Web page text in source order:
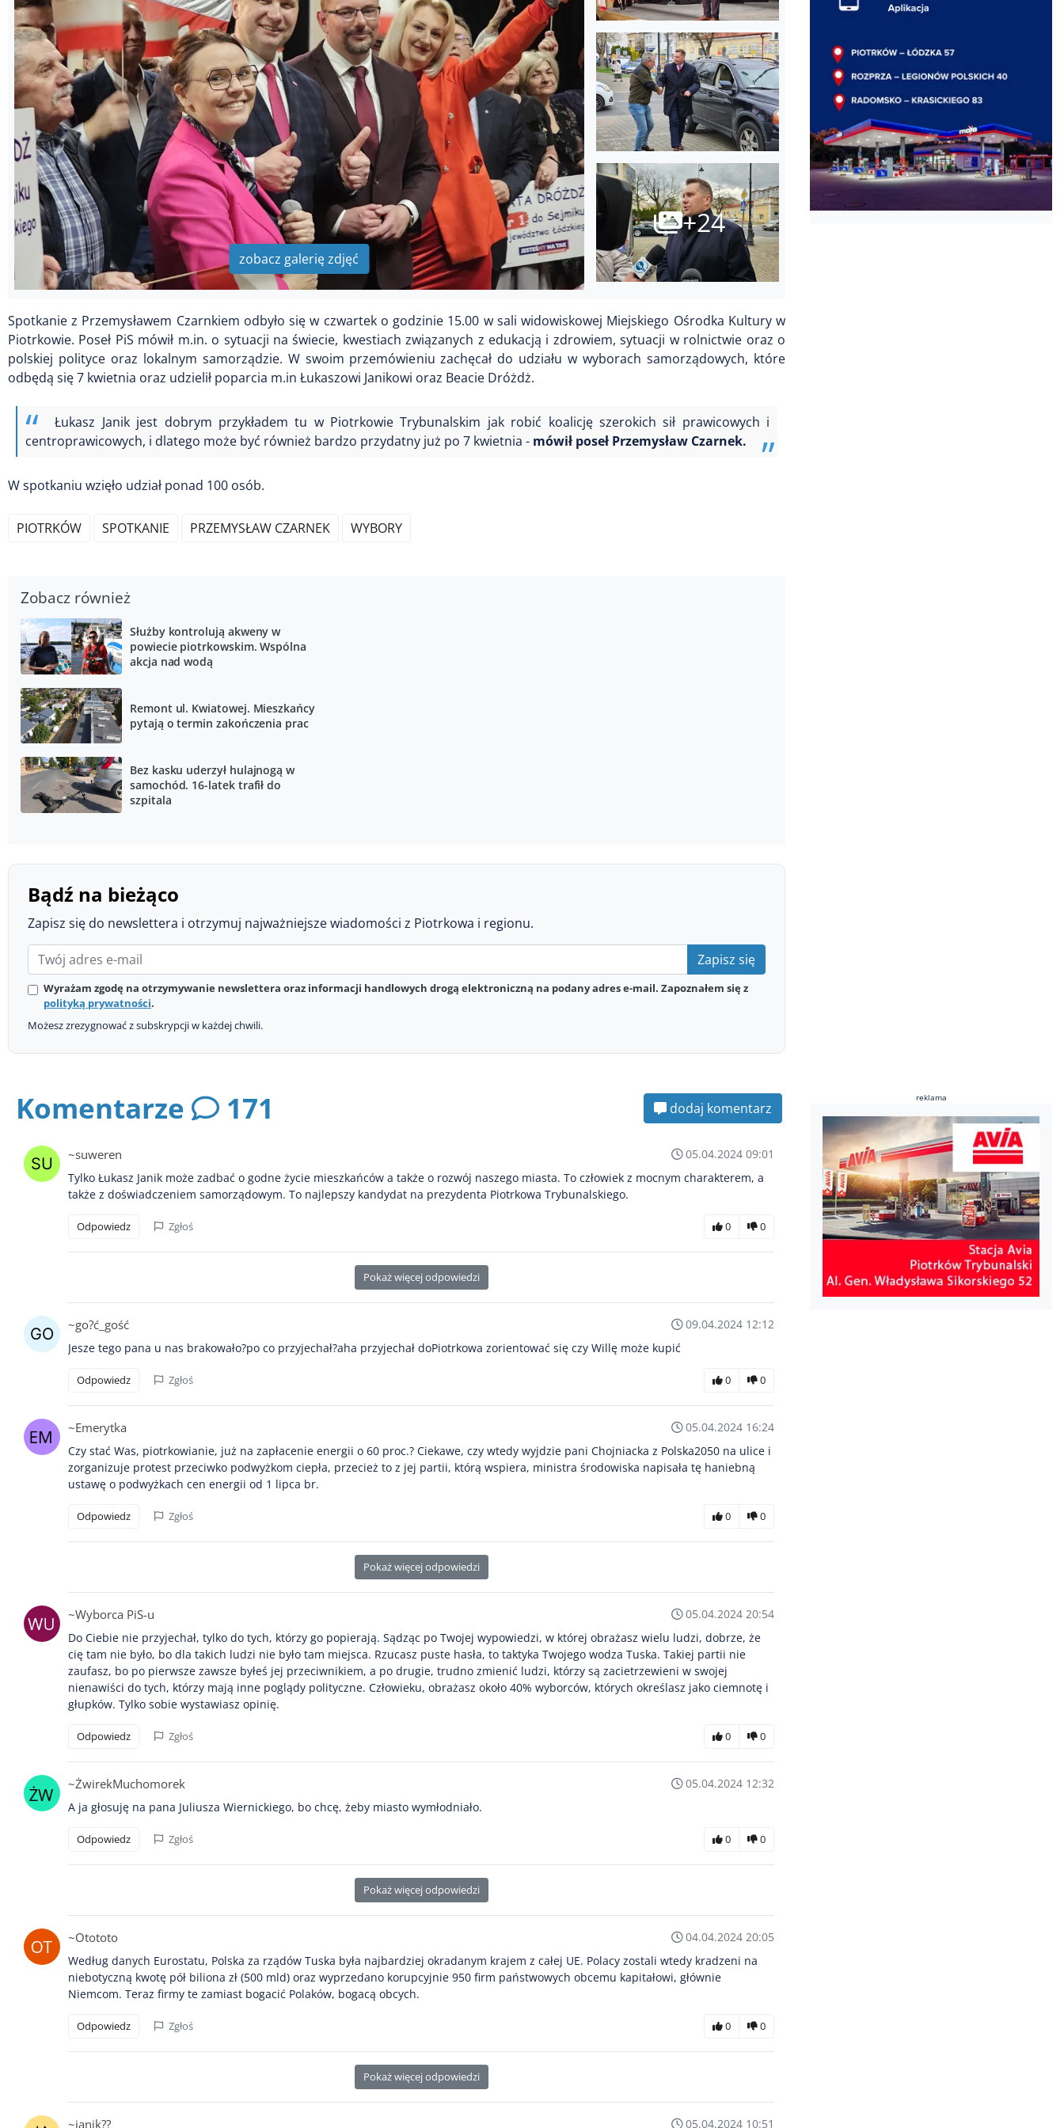
zobacz galerię zdjęć
+24
Spotkanie z Przemysławem Czarnkiem odbyło się w czwartek o godzinie 15.00 w sali widowiskowej Miejskiego Ośrodka Kultury w
Piotrkowie. Poseł PiS mówił m.in. o sytuacji na świecie, kwestiach związanych z edukacją i zdrowiem, sytuacji w rolnictwie oraz o
polskiej polityce oraz lokalnym samorządzie. W swoim przemówieniu zachęcał do udziału w wyborach samorządowych, które
odbędą się 7 kwietnia oraz udzielił poparcia m.in Łukaszowi Janikowi oraz Beacie Dróżdż.
Łukasz Janik jest dobrym przykładem tu w Piotrkowie Trybunalskim jak robić koalicję szerokich sił prawicowych i
centroprawicowych, i dlatego może być również bardzo przydatny już po 7 kwietnia - mówił poseł Przemysław Czarnek.
W spotkaniu wzięło udział ponad 100 osób.
PIOTRKÓW SPOTKANIE PRZEMYSŁAW CZARNEK WYBORY
Zobacz również
Służby kontrolują akweny w
powiecie piotrkowskim. Wspólna
akcja nad wodą
Remont ul. Kwiatowej. Mieszkańcy
pytają o termin zakończenia prac
Bez kasku uderzył hulajnogą w
samochód. 16-latek trafił do
szpitala
Bądź na bieżąco
Zapisz się do newslettera i otrzymuj najważniejsze wiadomości z Piotrkowa i regionu.
Zapisz się
Wyrażam zgodę na otrzymywanie newslettera oraz informacji handlowych drogą elektroniczną na podany adres e-mail. Zapoznałem się z
polityką prywatności.
Możesz zrezygnować z subskrypcji w każdej chwili.
Komentarze 171 dodaj komentarz
~suweren
05.04.2024 09:01
Tylko Łukasz Janik może zadbać o godne życie mieszkańców a także o rozwój naszego miasta. To człowiek z mocnym charakterem, a
także z doświadczeniem samorządowym. To najlepszy kandydat na prezydenta Piotrkowa Trybunalskiego.
Odpowiedz Zgłoś 0 0
Pokaż więcej odpowiedzi
~go?ć_gość
09.04.2024 12:12
Jesze tego pana u nas brakowało?po co przyjechał?aha przyjechał doPiotrkowa zorientować się czy Willę może kupić
Odpowiedz Zgłoś 0 0
~Emerytka
05.04.2024 16:24
Czy stać Was, piotrkowianie, już na zapłacenie energii o 60 proc.? Ciekawe, czy wtedy wyjdzie pani Chojniacka z Polska2050 na ulice i
zorganizuje protest przeciwko podwyżkom ciepła, przecież to z jej partii, którą wspiera, ministra środowiska napisała tę haniebną
ustawę o podwyżkach cen energii od 1 lipca br.
Odpowiedz Zgłoś 0 0
Pokaż więcej odpowiedzi
~Wyborca PiS-u
05.04.2024 20:54
Do Ciebie nie przyjechał, tylko do tych, którzy go popierają. Sądząc po Twojej wypowiedzi, w której obrażasz wielu ludzi, dobrze, że
cię tam nie było, bo dla takich ludzi nie było tam miejsca. Rzucasz puste hasła, to taktyka Twojego wodza Tuska. Takiej partii nie
zaufasz, bo po pierwsze zawsze byłeś jej przeciwnikiem, a po drugie, trudno zmienić ludzi, którzy są zacietrzewieni w swojej
nienawiści do tych, którzy mają inne poglądy polityczne. Człowieku, obrażasz około 40% wyborców, których określasz jako ciemnotę i
głupków. Tylko sobie wystawiasz opinię.
Odpowiedz Zgłoś 0 0
~ŻwirekMuchomorek
05.04.2024 12:32
A ja głosuję na pana Juliusza Wiernickiego, bo chcę, żeby miasto wymłodniało.
Odpowiedz Zgłoś 0 0
Pokaż więcej odpowiedzi
~Otototo
04.04.2024 20:05
Według danych Eurostatu, Polska za rządów Tuska była najbardziej okradanym krajem z całej UE. Polacy zostali wtedy kradzeni na
niebotyczną kwotę pół biliona zł (500 mld) oraz wyprzedano korupcyjnie 950 firm państwowych obcemu kapitałowi, głównie
Niemcom. Teraz firmy te zamiast bogacić Polaków, bogacą obcych.
Odpowiedz Zgłoś 0 0
Pokaż więcej odpowiedzi
~janik?? 05.04.2024 10:51
reklama